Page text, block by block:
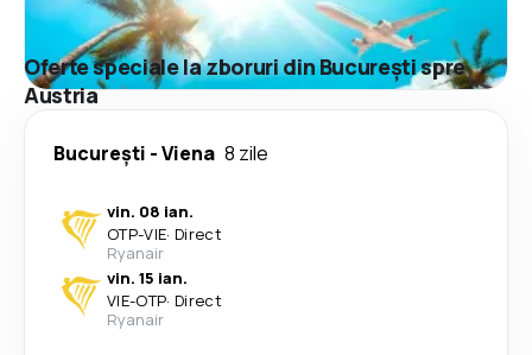
Oferte speciale la zboruri din București spre
Austria
București -Viena 8 zile
vin. 08 ian.
OTP-VIE· Direct
Ryanair
vin. 15 ian.
VIE-OTP· Direct
Ryanair